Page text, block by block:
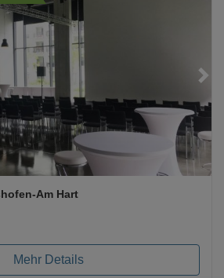
Loading...
Am Hart
Mehr Details